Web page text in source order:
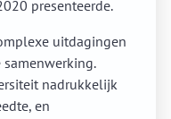
presenteerde.
uitdagingen
nadrukkelijk
en